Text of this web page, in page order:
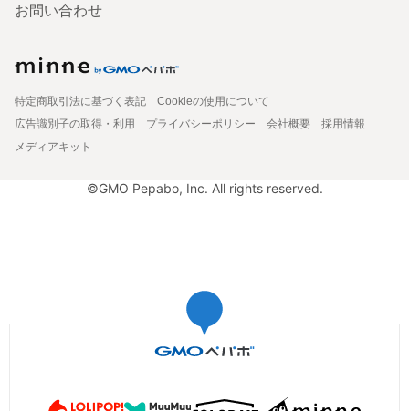
お問い合わせ
特定商取引法に基づく表記
Cookieの使用について
広告識別子の取得・利用
プライバシーポリシー 会社概要
採用情報
メディアキット
©GMO Pepabo, Inc. All rights reserved.